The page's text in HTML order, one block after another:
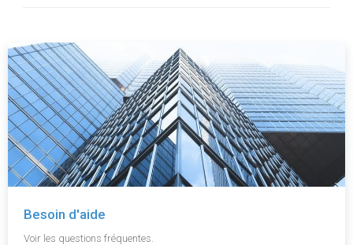
Besoin d'aide
Voir les questions fréquentes.